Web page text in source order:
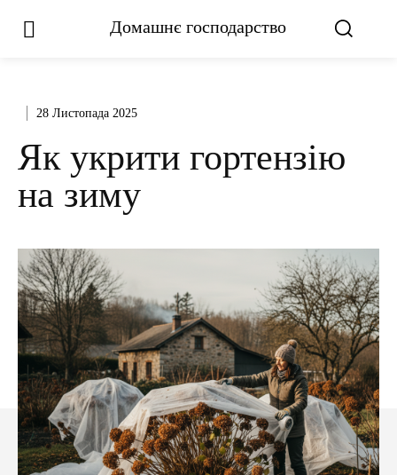
Домашнє господарство
28 Листопада 2025
Як укрити гортензію
на зиму